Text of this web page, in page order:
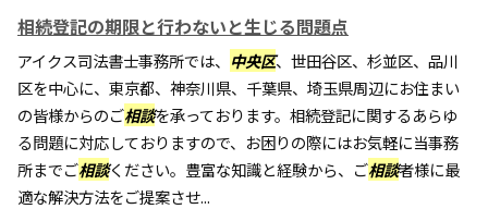
相続登記の期限と行わないと生じる問題点
アイクス司法書士事務所では、 中央区、世田谷区、杉並区、品川
区を中心に、東京都、神奈川県、千葉県、埼玉県周辺にお住まい
の皆様からのご相談を承っております。相続登記に関するあらゆ
る問題に対応しておりますので、お困りの際にはお気軽に当事務
所までご相談ください。豊富な知識と経験から、ご相談者様に最
適な解決方法をご提案させ...